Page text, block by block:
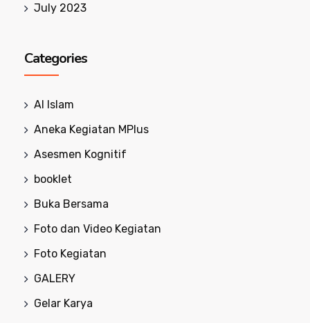
July 2023
Categories
Al Islam
Aneka Kegiatan MPlus
Asesmen Kognitif
booklet
Buka Bersama
Foto dan Video Kegiatan
Foto Kegiatan
GALERY
Gelar Karya